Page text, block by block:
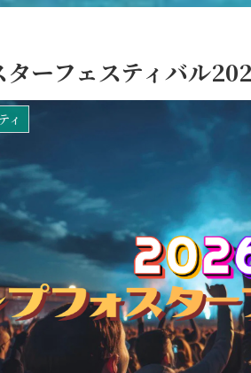
ーフェスティバル
ィ